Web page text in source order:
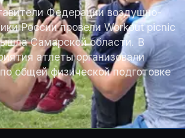
Федерации воздушно-
России провели Workout picnic
Самарской области. В
атлеты организовали
общей физической подготовке